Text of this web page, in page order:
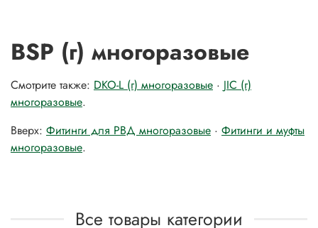
BSP (г) многоразовые
Смотрите также: DKO-L (г) многоразовые · JIC (г)
многоразовые.
Вверх: Фитинги для РВД многоразовые · Фитинги и муфты
многоразовые.
Все товары категории